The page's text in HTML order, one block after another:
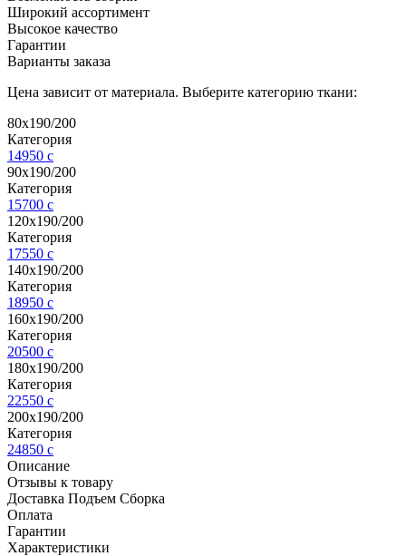
Широкий ассортимент
Высокое качество
Гарантии
Варианты заказа
Цена зависит от материала. Выберите категорию ткани:
80х190/200
Категория
14950 c
90х190/200
Категория
15700 c
120х190/200
Категория
17550 c
140х190/200
Категория
18950 c
160х190/200
Категория
20500 c
180х190/200
Категория
22550 c
200х190/200
Категория
24850 c
Описание
Отзывы к товару
Доставка Подъем Сборка
Оплата
Гарантии
Характеристики